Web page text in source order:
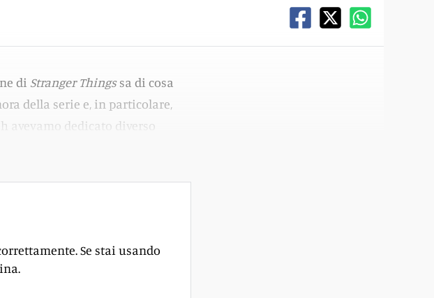
di Stranger Thingssa di cosa
della serie e, in particolare,
avevamo dedicato diverso
Se stai usando